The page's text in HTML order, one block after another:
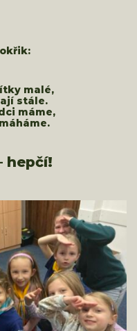
malé,
stále.
máme,
hepčí!